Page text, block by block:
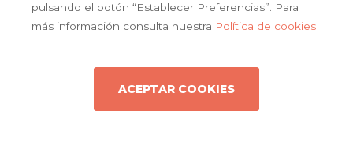
Copyright © 2026 farmaoffice
pulsando el botón “Establecer Preferencias”. Para
más información consulta nuestra Política de cookies
ACEPTAR COOKIES